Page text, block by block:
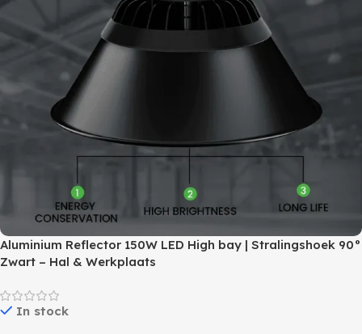
Aluminium Reflector 150W LED High bay | Stralingshoek 90°
Zwart – Hal & Werkplaats
In stock